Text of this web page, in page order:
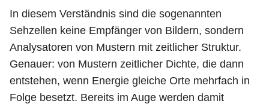
In diesem Verständnis sind die sogenannten
Sehzellen keine Empfänger von Bildern, sondern
Analysatoren von Mustern mit zeitlicher Struktur.
Genauer: von Mustern zeitlicher Dichte, die dann
entstehen, wenn Energie gleiche Orte mehrfach in
Folge besetzt. Bereits im Auge werden damit